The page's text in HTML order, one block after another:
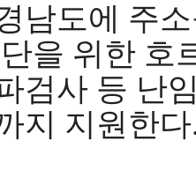
남도에 주
을 위한 호
검사 등 난
지 지원한다